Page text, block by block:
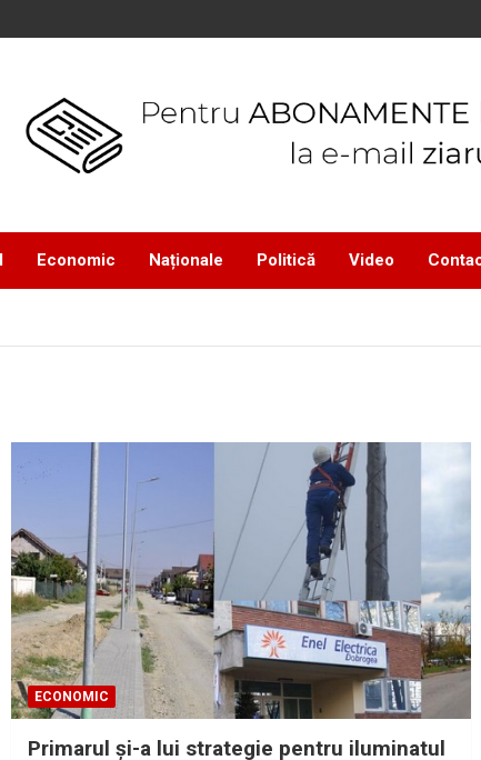
Economic Naționale Politică Video
ECONOMIC
Primarul şi-a lui strategie pentru iluminatul